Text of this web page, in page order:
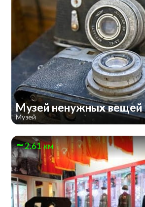
Музей ненужных вещей
Музей
2.61 км